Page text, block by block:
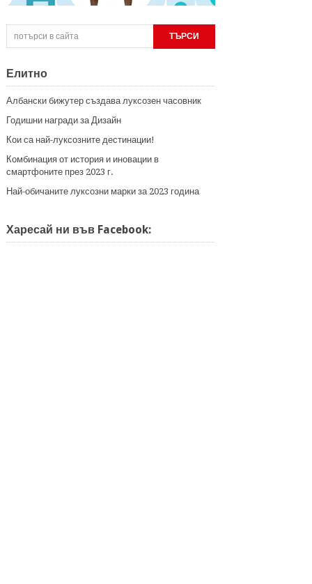
Елитно
Албански бижутер създава луксозен часовник
Годишни награди за Дизайн
Кои са най-луксозните дестинации!
Комбинация от история и иновации в
смартфоните през 2023 г.
Най-обичаните луксозни марки за 2023 година
Харесай ни във Facebook: